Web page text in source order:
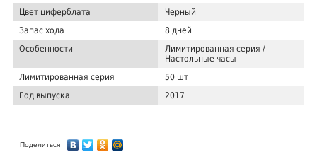
Цвет циферблата
Черный
Запас хода
8 дней
Особенности
Лимитированная серия /
Настольные часы
Лимитированная серия
50 шт
Год выпуска
2017
Поделиться